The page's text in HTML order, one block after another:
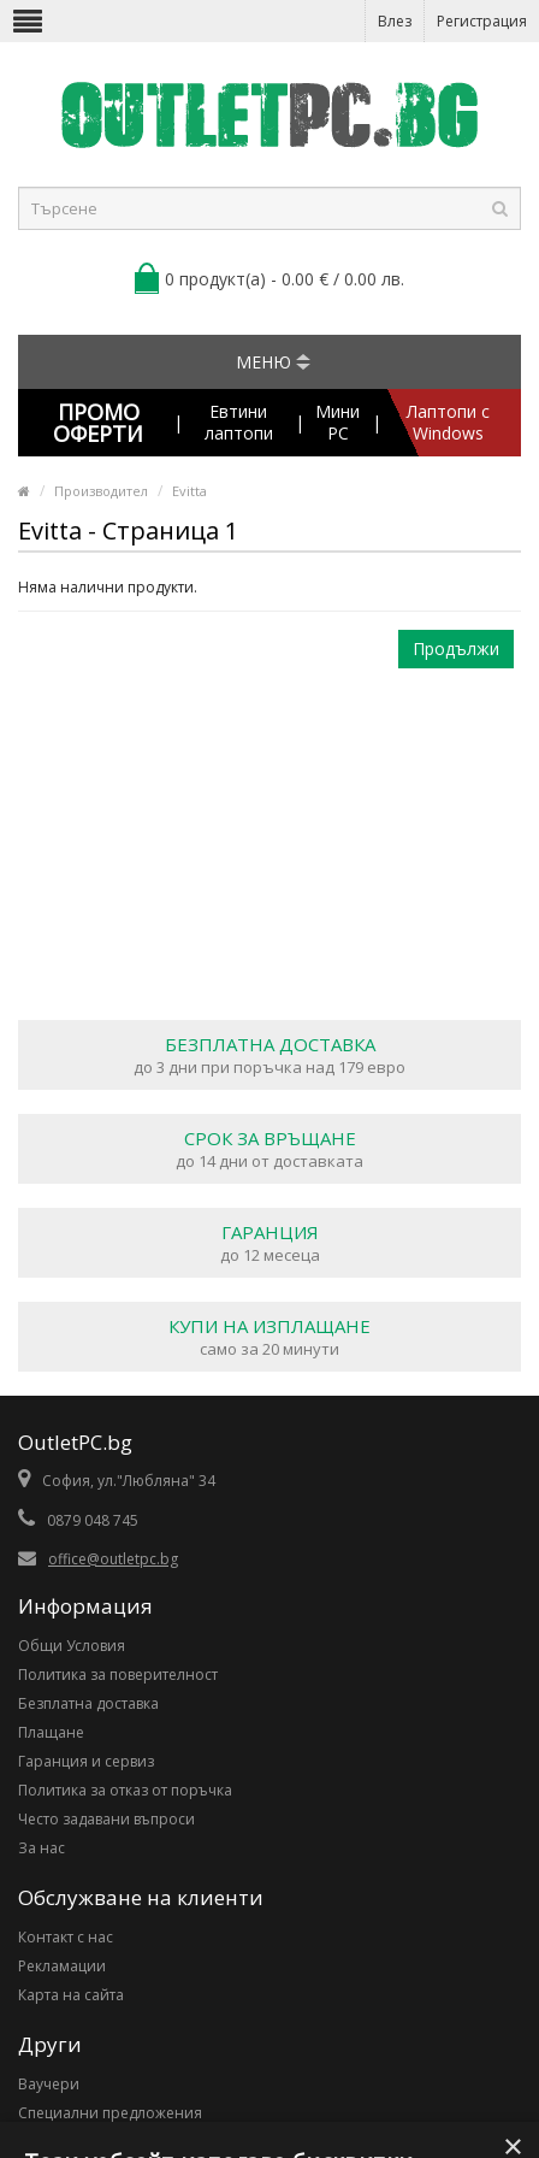
Влез Регистрация
0 продукт(а) - 0.00 € / 0.00 лв.
МЕНЮ
ПРОМО
ОФЕРТИ |
Евтини
лаптопи
|
Мини
PC
|
Лаптопи с
Windows
Производител Evitta
Evitta - Страница 1
Няма налични продукти.
Продължи
БЕЗПЛАТНА ДОСТАВКА
до 3 дни при поръчка над 179 евро
СРОК ЗА ВРЪЩАНЕ
до 14 дни от доставката
ГАРАНЦИЯ
до 12 месеца
КУПИ НА ИЗПЛАЩАНЕ
само за 20 минути
OutletPC.bg
София, ул."Любляна" 34
0879 048 745
office@outletpc.bg
Информация
Общи Условия
Политика за поверителност
Безплатна доставка
Плащане
Гаранция и сервиз
Политика за отказ от поръчка
Често задавани въпроси
За нас
Обслужване на клиенти
Контакт с нас
Рекламации
Карта на сайта
Други
Ваучери
Специални предложения
×